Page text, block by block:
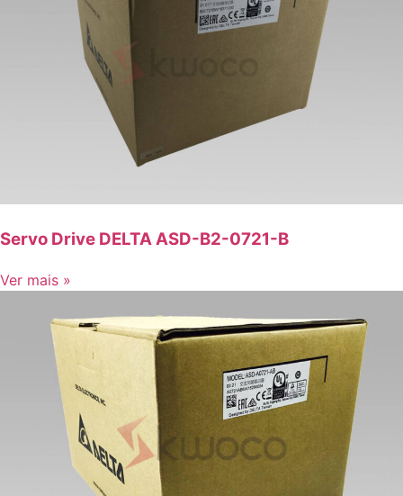
Servo Drive DELTA ASD-B2-0721-B
Ver mais »